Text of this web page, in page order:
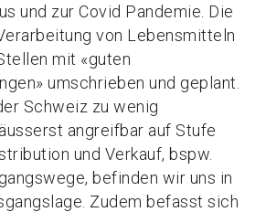
und zur Covid Pandemie. Die
von Lebensmitteln
mit «guten
umschrieben und geplant.
Schweiz zu wenig
angreifbar auf Stufe
und Verkauf, bspw.
befinden wir uns in
Zudem befasst sich